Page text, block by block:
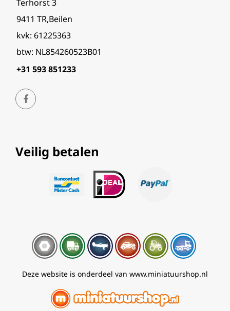
Terhorst 3
9411 TR,Beilen
kvk: 61225363
btw: NL854260523B01
+31 593 851233
Veilig betalen
Deze website is onderdeel van www.miniatuurshop.nl